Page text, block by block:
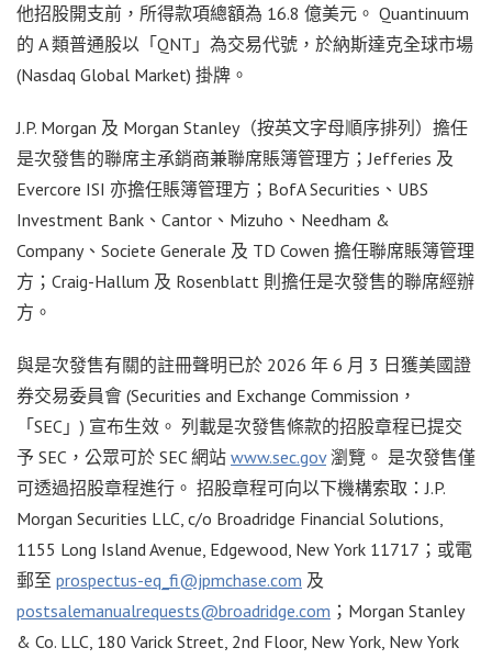
他招股開支前，所得款項總額為 16.8 億美元。 Quantinuum
的 A 類普通股以「QNT」為交易代號，於納斯達克全球市場
(Nasdaq Global Market) 掛牌。
J.P. Morgan 及 Morgan Stanley（按英文字母順序排列）擔任
是次發售的聯席主承銷商兼聯席賬簿管理方；Jefferies 及
Evercore ISI 亦擔任賬簿管理方；BofA Securities、UBS
Investment Bank、Cantor、Mizuho、Needham &
Company、Societe Generale 及 TD Cowen 擔任聯席賬簿管理
方；Craig-Hallum 及 Rosenblatt 則擔任是次發售的聯席經辦
方。
與是次發售有關的註冊聲明已於 2026 年 6 月 3 日獲美國證
券交易委員會 (Securities and Exchange Commission，
「SEC」) 宣布生效。 列載是次發售條款的招股章程已提交
予 SEC，公眾可於 SEC 網站 www.sec.gov瀏覽。 是次發售僅
可透過招股章程進行。 招股章程可向以下機構索取：J.P.
Morgan Securities LLC, c/o Broadridge Financial Solutions,
1155 Long Island Avenue, Edgewood, New York 11717；或電
郵至 prospectus-eq_fi@jpmchase.com 及
postsalemanualrequests@broadridge.com ；Morgan Stanley
& Co. LLC, 180 Varick Street, 2nd Floor, New York, New York